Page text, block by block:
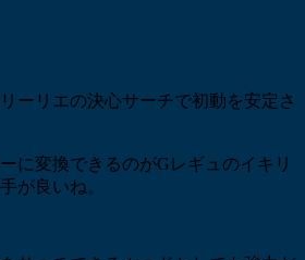
ーリエの決心サーチで初動を安定さ
に変換できるのがGレギュのイキリ
が良いね。